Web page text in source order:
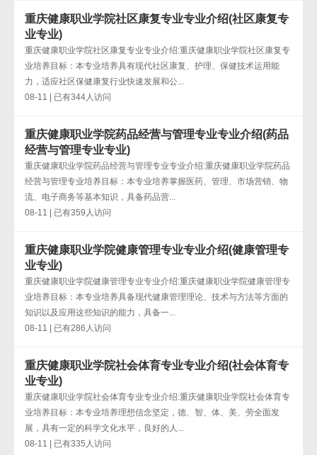
重庆健康职业学院社区康复专业专业介绍(社区康复专
业专业)
重庆健康职业学院社区康复专业专业介绍:重庆健康职业学院社区康复专
业培养目标：本专业培养具有现代社区康复、护理、保健技术运用能
力，适应社区保健康复行业快速发展和公...
08-11 | 已有344人访问
重庆健康职业学院药品经营与管理专业专业介绍(药品
经营与管理专业专业)
重庆健康职业学院药品经营与管理专业专业介绍:重庆健康职业学院药品
经营与管理专业培养目标：本专业培养掌握医药、管理、市场营销、物
流、电子商务等基本知识，具备药品营...
08-11 | 已有359人访问
重庆健康职业学院健康管理专业专业介绍(健康管理专
业专业)
重庆健康职业学院健康管理专业专业介绍:重庆健康职业学院健康管理专
业培养目标：本专业培养具备现代健康管理理论、技术与方法等方面的
知识以及应用这些知识的能力，具备一...
08-11 | 已有286人访问
重庆健康职业学院社会体育专业专业介绍(社会体育专
业专业)
重庆健康职业学院社会体育专业专业介绍:重庆健康职业学院社会体育专
业培养目标：本专业培养理想信念坚定，德、智、体、美、劳全面发
展，具有一定的科学文化水平，良好的人...
08-11 | 已有335人访问